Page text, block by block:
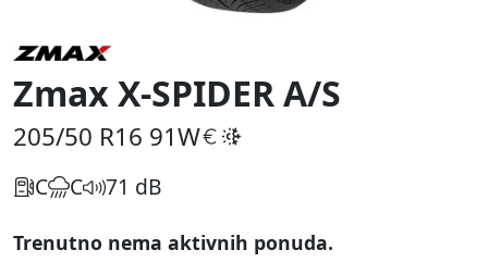
Zmax X-SPIDER A/S
205/50 R16 91W
C C 71 dB
Trenutno nema aktivnih ponuda.